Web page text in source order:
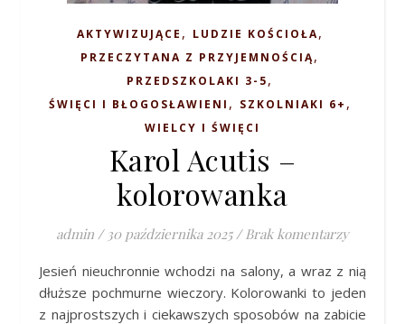
AKTYWIZUJĄCE , LUDZIE KOŚCIOŁA,
PRZECZYTANA Z PRZYJEMNOŚCIĄ,
PRZEDSZKOLAKI 3-5,
ŚWIĘCI I BŁOGOSŁAWIENI , SZKOLNIAKI 6+ ,
WIELCY I ŚWIĘCI
Karol Acutis –
kolorowanka
admin / 30 października 2025 / Brak komentarzy
Jesień nieuchronnie wchodzi na salony, a wraz z nią
dłuższe pochmurne wieczory. Kolorowanki to jeden
z najprostszych i ciekawszych sposobów na zabicie